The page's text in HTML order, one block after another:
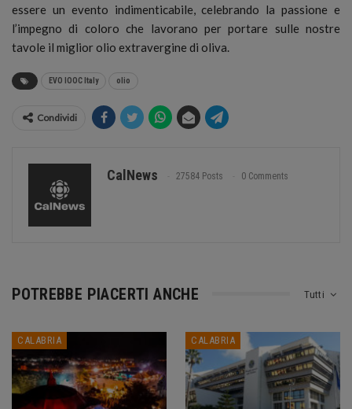
essere un evento indimenticabile, celebrando la passione e
l’impegno di coloro che lavorano per portare sulle nostre
tavole il miglior olio extravergine di oliva.
EVO IOOC Italy olio
Condividi
CalNews 27584 Posts 0 Comments
Tutti
POTREBBE PIACERTI ANCHE
CALABRIA CALABRIA